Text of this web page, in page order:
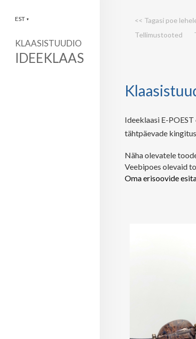
EST ▼
KLAASISTUUDIO
IDEEKLAAS
<< Tagasi poe
Tellimustooted
Ideeklaasi E-
tähtpäevade
Näha olevatele
Veebipoes olevaid
Oma erisoovide